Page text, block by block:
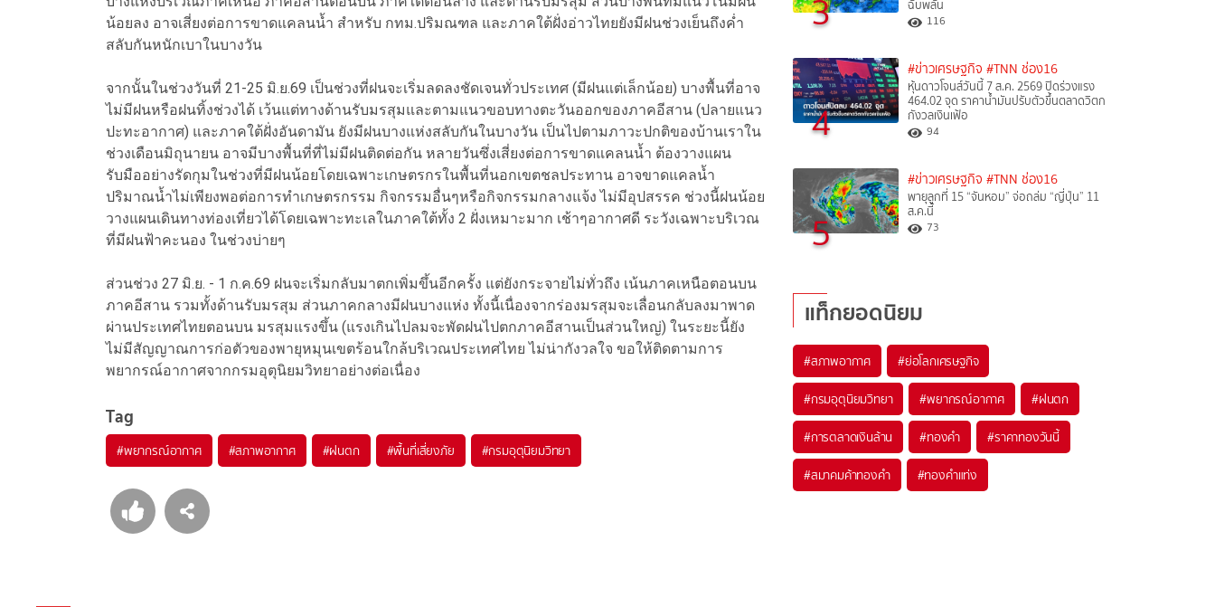
น้อยลง อาจเสี่ยงต่อการขาดแคลนน้ำ สำหรับ กทม.ปริมณฑล และภาคใต้ฝั่งอ่าวไทยยังมีฝนช่วงเย็นถึงค่ำ
สลับกันหนักเบาในบางวัน
จากนั้นในช่วงวันที่ 21-25 มิ.ย.69 เป็นช่วงที่ฝนจะเริ่มลดลงชัดเจนทั่วประเทศ (มีฝนแต่เล็กน้อย) บางพื้นที่อาจ
ไม่มีฝนหรือฝนทิ้งช่วงได้ เว้นแต่ทางด้านรับมรสุมและตามแนวขอบทางตะวันออกของภาคอีสาน (ปลายแนว
ปะทะอากาศ) และภาคใต้ฝั่งอันดามัน ยังมีฝนบางแห่งสลับกันในบางวัน เป็นไปตามภาวะปกติของบ้านเราใน
ช่วงเดือนมิถุนายน อาจมีบางพื้นที่ที่ไม่มีฝนติดต่อกัน หลายวันซึ่งเสี่ยงต่อการขาดแคลนน้ำ ต้องวางแผน
รับมืออย่างรัดกุมในช่วงที่มีฝนน้อยโดยเฉพาะเกษตรกรในพื้นที่นอกเขตชลประทาน อาจขาดแคลน้ำ
ปริมาณน้ำไม่เพียงพอต่อการทำเกษตรกรรม กิจกรรมอื่นๆหรือกิจกรรมกลางแจ้ง ไม่มีอุปสรรค ช่วงนี้ฝนน้อย
วางแผนเดินทางท่องเที่ยวได้โดยเฉพาะทะเลในภาคใต้ทั้ง 2 ฝั่งเหมาะมาก เช้าๆอากาศดี ระวังเฉพาะบริเวณ
ที่มีฝนฟ้าคะนอง ในช่วงบ่ายๆ
ส่วนช่วง 27 มิ.ย. - 1 ก.ค.69 ฝนจะเริ่มกลับมาตกเพิ่มขึ้นอีกครั้ง แต่ยังกระจายไม่ทั่วถึง เน้นภาคเหนือตอนบน
ภาคอีสาน รวมทั้งด้านรับมรสุม ส่วนภาคกลางมีฝนบางแห่ง ทั้งนี้เนื่องจากร่องมรสุมจะเลื่อนกลับลงมาพาด
ผ่านประเทศไทยตอนบน มรสุมแรงขึ้น (แรงเกินไปลมจะพัดฝนไปตกภาคอีสานเป็นส่วนใหญ่) ในระยะนี้ยัง
ไม่มีสัญญาณการก่อตัวของพายุหมุนเขตร้อนใกล้บริเวณประเทศไทย ไม่น่ากังวลใจ ขอให้ติดตามการ
พยากรณ์อากาศจากกรมอุตุนิยมวิทยาอย่างต่อเนื่อง
Tag
#พยากรณ์อากาศ #สภาพอากาศ #ฝนตก #พื้นที่เสี่ยงภัย #กรมอุตุนิยมวิทยา
3
ฉับพลัน
116
4
#ข่าวเศรษฐกิจ #TNN ช่อง16
หุ้นดาวโจนส์วันนี้ 7 ส.ค. 2569 ปิดร่วงแรง
464.02 จุด ราคาน้ำมันปรับตัวขึ้นตลาดวิตก
กังวลเงินเฟ้อ
94
5
#ข่าวเศรษฐกิจ #TNN ช่อง16
พายุลูกที่ 15 “จันหอม” จ่อถล่ม “ญี่ปุ่น” 11
ส.ค.นี้
73
แท็กยอดนิยม
#สภาพอากาศ #ย่อโลกเศรษฐกิจ
#กรมอุตุนิยมวิทยา #พยากรณ์อากาศ #ฝนตก
#การตลาดเงินล้าน #ทองคำ #ราคาทองวันนี้
#สมาคมค้าทองคำ #ทองคำแท่ง